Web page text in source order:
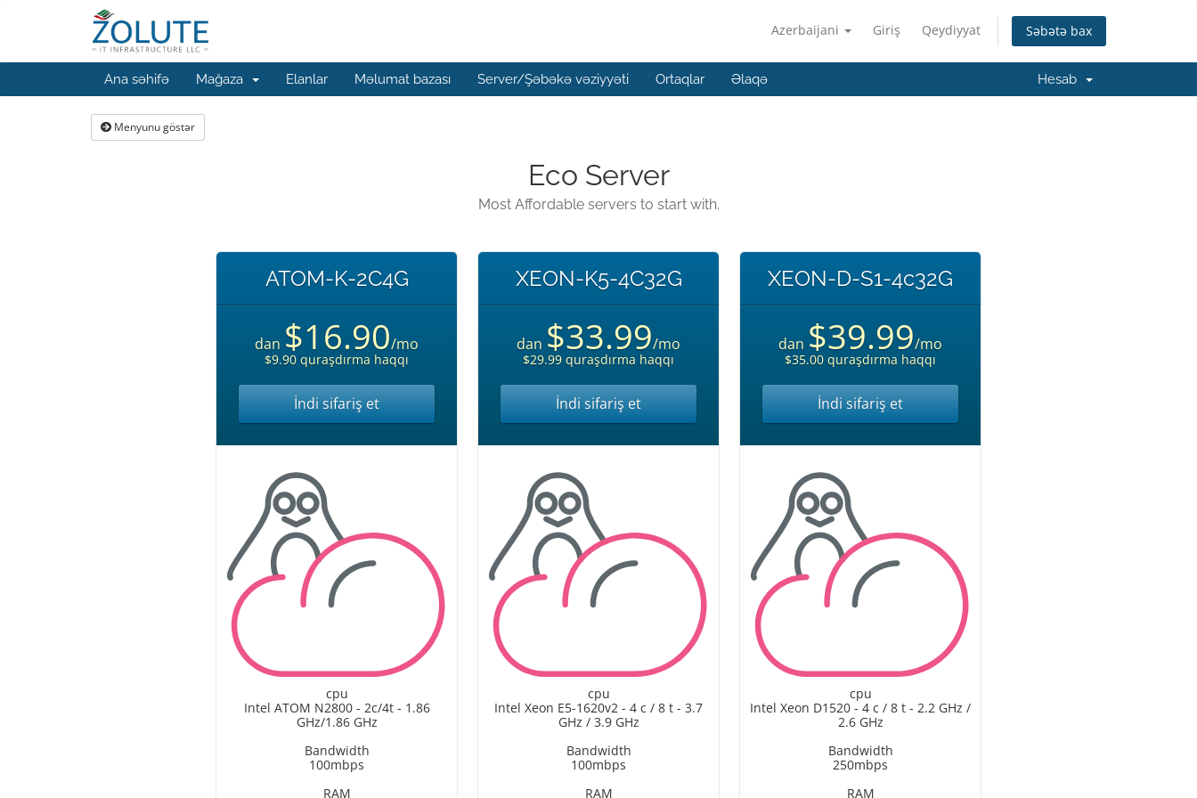
Azerbaijani Giriş Qeydiyyat Səbətə bax
Ana səhifə Mağaza Elanlar Məlumat bazası Server/Şəbəkə vəziyyəti Ortaqlar Əlaqə Hesab
Menyunu göstər
Eco Server
Most Affordable servers to start with.
ATOM-K-2C4G
dan $16.90/mo
$9.90 quraşdırma haqqı
İndi sifariş et
cpu
Intel ATOM N2800 - 2c/4t - 1.86
GHz/1.86 GHz
Bandwidth
100mbps
RAM
XEON-K5-4C32G
dan $33.99/mo
$29.99 quraşdırma haqqı
İndi sifariş et
cpu
Intel Xeon E5-1620v2 - 4 c / 8 t - 3.7
GHz / 3.9 GHz
Bandwidth
100mbps
RAM
XEON-D-S1-4c32G
dan $39.99/mo
$35.00 quraşdırma haqqı
İndi sifariş et
cpu
Intel Xeon D1520 - 4 c / 8 t - 2.2 GHz /
2.6 GHz
Bandwidth
250mbps
RAM